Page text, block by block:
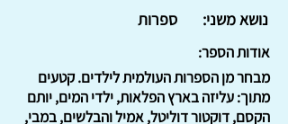
ספרות
נושא משני:
אודות הספר:
מבחר מן הספרות העולמית לילדים. קטעים
מתוך: עליזה בארץ הפלאות, ילדי המים, יותם
הקסם, דוקטור דוליטל, אמיל והבלשים, במבי,